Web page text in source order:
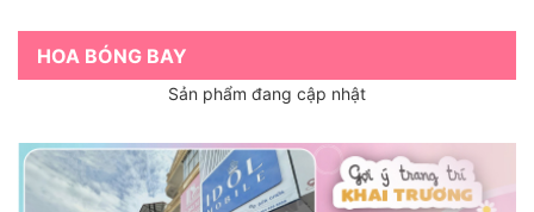
HOA BÓNG BAY
Sản phẩm đang cập nhật